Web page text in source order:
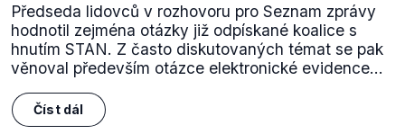
Předseda lidovců v rozhovoru pro Seznam zprávy
hodnotil zejména otázky již odpískané koalice s
hnutím STAN. Z často diskutovaných témat se pak
věnoval především otázce elektronické evidence...
Číst dál